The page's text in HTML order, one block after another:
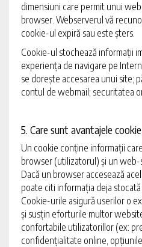
dimensiuni care permit unui
browser. Webserverul vă
cookie-ul expiră sau este șters.
Cookie-ul stochează informații
experiența de navigare pe
se dorește accesarea unui site;
contul de webmail; securitatea
5. Care sunt avantajele
Un cookie conține informații
browser (utilizatorul) și un
Dacă un browser accesează
poate citi informația deja
Cookie-urile asigură userilor o
și susțin eforturile multor
confortabile utilizatorillor (ex:
confidențialitate online,